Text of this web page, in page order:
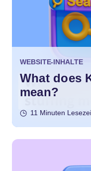
WEBSITE-INHALTE
What does
mean?
11 Minuten